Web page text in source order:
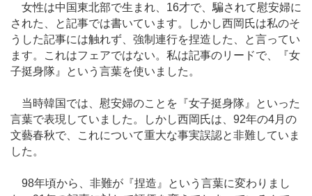
女性は中国東北部で生まれ、16才で、騙されて慰安婦に
された、と記事では書いています。しかし西岡氏は私のそ
うした記事には触れず、強制連行を捏造した、と言ってい
ます。これはフェアではない。私は記事のリードで、『女
子挺身隊』という言葉を使いました。
当時韓国では、慰安婦のことを『女子挺身隊』といった
言葉で表現していました。しかし西岡氏は、92年の4月の
文藝春秋で、これについて重大な事実誤認と非難していま
した。
98年頃から、非難が『捏造』という言葉に変わりまし